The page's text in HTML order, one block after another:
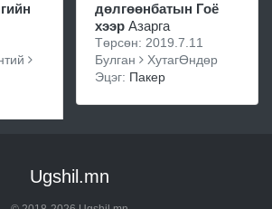
дөлгөөнбатын Гоё
хээр Азарга
Төрсөн: 2019.7.11
Булган
ХутагӨндөр
Эцэг: Пакер
Ugshil.mn